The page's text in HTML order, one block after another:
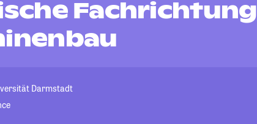
Fachrichtung
Darmstadt